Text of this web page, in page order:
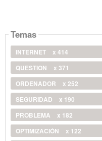
Temas
INTERNET
x 414
QUESTION
x 371
ORDENADOR
x 252
SEGURIDAD
x 190
PROBLEMA
x 182
OPTIMIZACIÓN
x 122